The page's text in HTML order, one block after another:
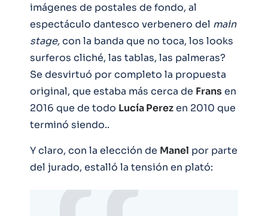
imágenes de postales de fondo, al
espectáculo dantesco verbenero del main
stage,con la banda que no toca, los looks
surferos cliché, las tablas, las palmeras?
Se desvirtuó por completo la propuesta
original, que estaba más cerca de Fransen
2016 que de todo Lucía Perezen 2010 que
terminó siendo..
Y claro, con la elección de Manel por parte
del jurado, estalló la tensión en plató: